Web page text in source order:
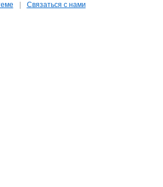
Связаться с нами